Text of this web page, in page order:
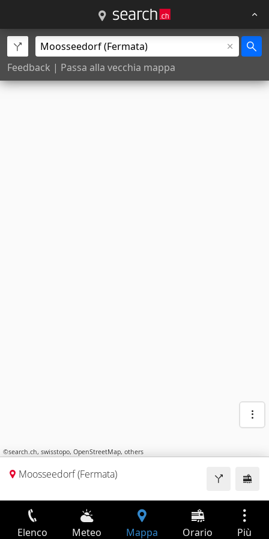
Feedback | Passa alla vecchia mappa
©search.ch, swisstopo, OpenStreetMap, others
Moosseedorf (Fermata)
Elenco Meteo Mappa Orario Più